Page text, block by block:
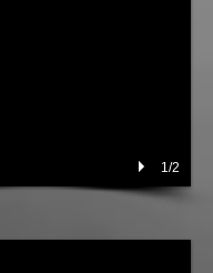
1/2